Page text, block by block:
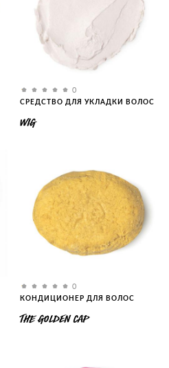
0
СРЕДСТВО ДЛЯ УКЛАДКИ ВОЛОС
WIG
0
КОНДИЦИОНЕР ДЛЯ ВОЛОС
THE GOLDEN CAP